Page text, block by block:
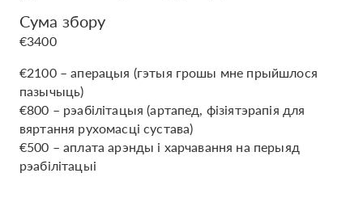
Сума збору
€3400
€2100 – аперацыя (гэтыя грошы мне прыйшлося
пазычыць)
€800 – рэабілітацыя (артапед, фізіятэрапія для
вяртання рухомасці сустава)
€500 – аплата арэнды і харчавання на перыяд
рэабілітацыі